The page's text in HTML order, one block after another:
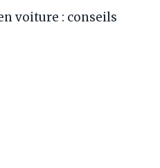
voiture : conseils